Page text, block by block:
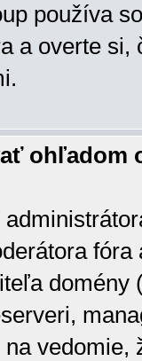
používa
a overte
ohľadom